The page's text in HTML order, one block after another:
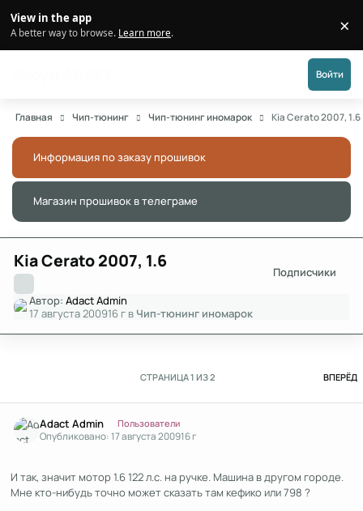
View in the app
A better way to browse. Learn more. ×
Войти
Главная Чип-тюнинг Чип-тюнинг иномарок Kia Cerato 2007, 1.6
Информация по заказу прошивок
Магазин прошивок в телеграме
Kia Cerato 2007, 1.6
Подписчики
Автор:Adact Admin
17 августа 200916 г в Чип-тюнинг иномарок
ВПЕРЁД
СТРАНИЦА 1 ИЗ 2
Adact Admin Пользователи
Опубликовано:17 августа 200916 г
И так, значит мотор 1.6 122 л.с. на ручке. Машина в другом городе.
Мне кто-нибудь точно может сказать там кефико или 798 ?